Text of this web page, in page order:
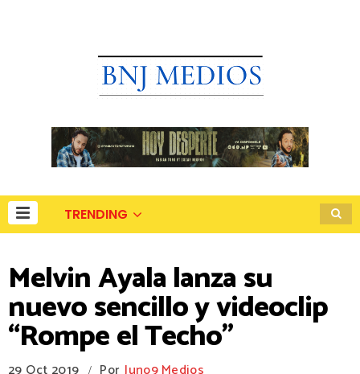
TRENDING
Melvin Ayala lanza su
nuevo sencillo y videoclip
“Rompe el Techo”
/